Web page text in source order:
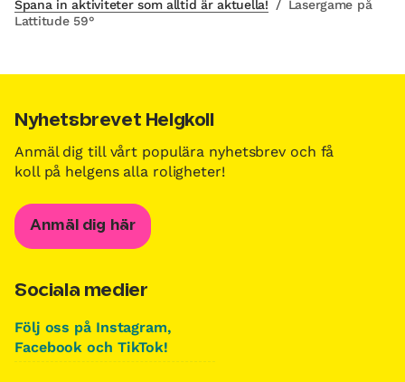
Spana in aktiviteter som alltid är aktuella!
/ Lasergame på
Lattitude 59°
Nyhetsbrevet Helgkoll
Anmäl dig till vårt populära nyhetsbrev och få
koll på helgens alla roligheter!
Anmäl dig här
Sociala medier
Följ oss på Instagram,
Facebook och TikTok!